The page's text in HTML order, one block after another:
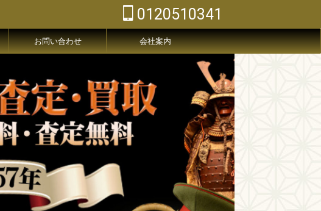
0120510341
お問い合わせ 会社案内